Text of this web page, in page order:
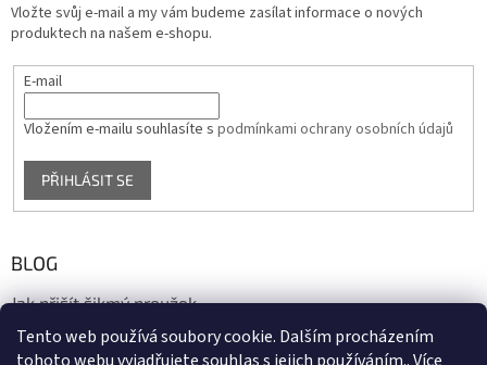
Tento web používá soubory cookie. Dalším procházením
Vložte svůj e-mail a my vám budeme zasílat informace o nových
produktech na našem e-shopu.
E-mail
Vložením e-mailu souhlasíte s podmínkami ochrany osobních údajů
PŘIHLÁSIT SE
BLOG
Jak přišít šikmý proužek
17.10.2020